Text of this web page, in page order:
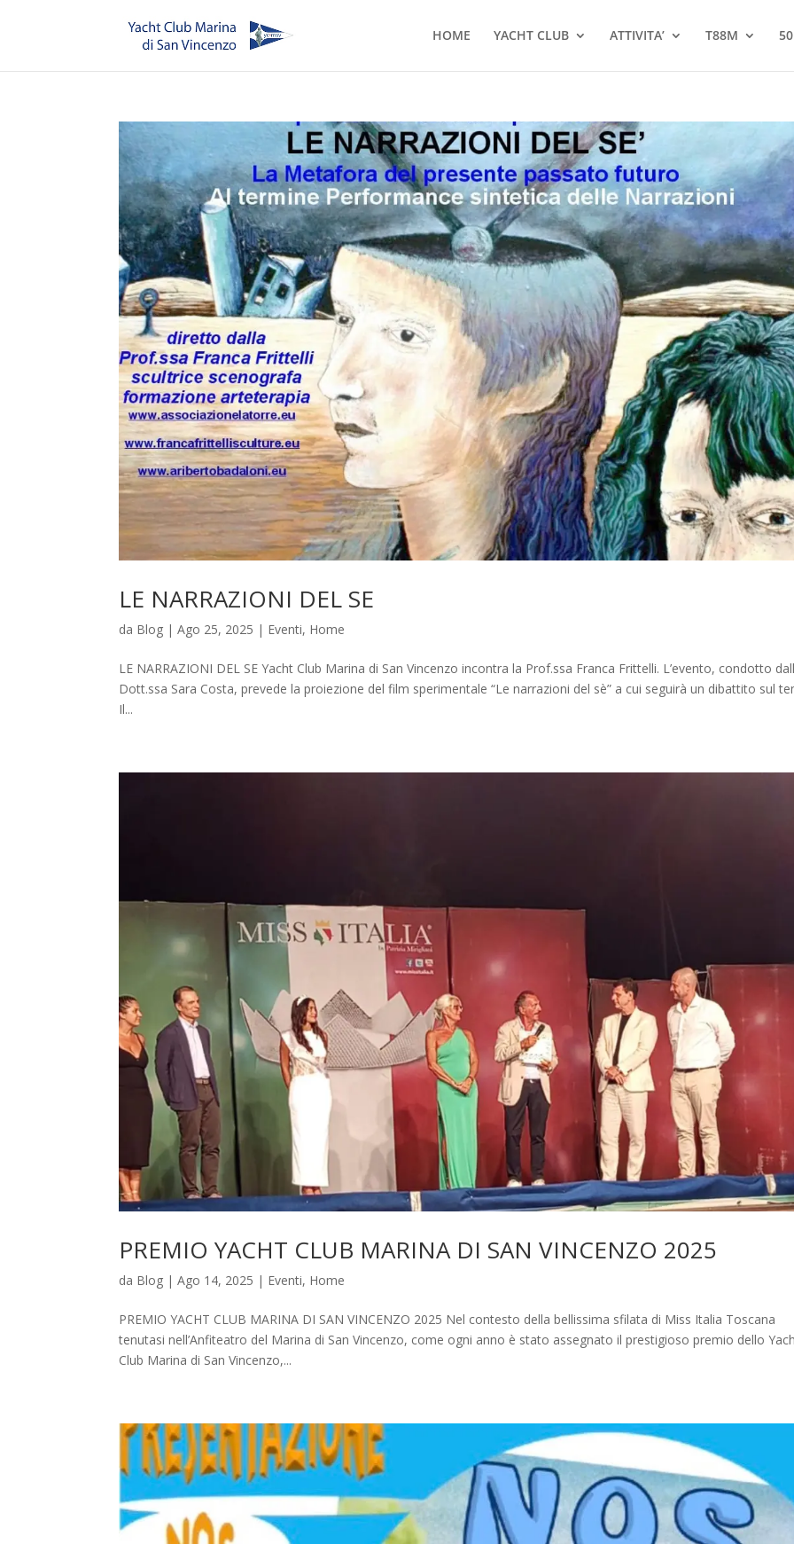
HOME YACHT CLUB ATTIVITA’ T88M
LE NARRAZIONI DEL SE
da Blog |Ago 25, 2025 | Eventi, Home
LE NARRAZIONI DEL SE Yacht Club Marina di San Vincenzo incontra la Prof.ssa Franca Frittelli. L’evento, condotto
Dott.ssa Sara Costa, prevede la proiezione del film sperimentale “Le narrazioni del sè” a cui seguirà un dibattito sul
Il...
PREMIO YACHT CLUB MARINA DI SAN VINCENZO 2025
da Blog |Ago 14, 2025 | Eventi, Home
PREMIO YACHT CLUB MARINA DI SAN VINCENZO 2025 Nel contesto della bellissima sfilata di Miss Italia Toscana
tenutasi nell’Anfiteatro del Marina di San Vincenzo, come ogni anno è stato assegnato il prestigioso premio dello
Club Marina di San Vincenzo,...